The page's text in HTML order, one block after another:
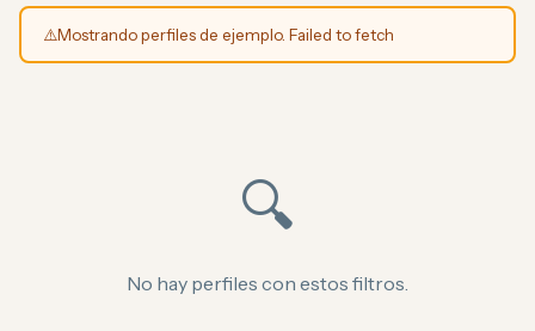
⚠️Mostrando perfiles de ejemplo. Failed to fetch
🔍
No hay perfiles con estos filtros.